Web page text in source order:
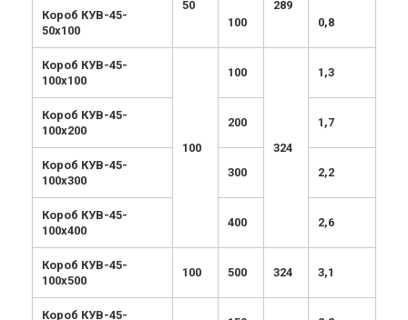
50
289
Короб КУВ-45-
50х100
100 0,8
Короб КУВ-45-
100х100
100
100
324
1,3
Короб КУВ-45-
100х200
200 1,7
Короб КУВ-45-
100х300
300 2,2
Короб КУВ-45-
100х400
400 2,6
Короб КУВ-45-
100х500
100 500 324 3,1
Короб КУВ-45-